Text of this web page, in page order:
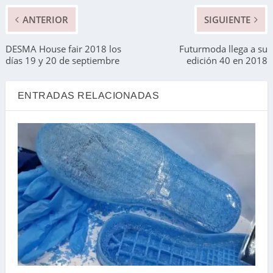
ANTERIOR
DESMA House fair 2018 los
días 19 y 20 de septiembre
SIGUIENTE
Futurmoda llega a su
edición 40 en 2018
ENTRADAS RELACIONADAS